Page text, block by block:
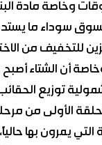
وخاصة مادة
سوداء ما
للتخفيف من
توزيع
من مرحلة
يمرون بها